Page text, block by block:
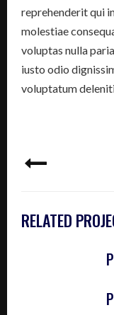
reprehenderit qui
molestiae
voluptas nulla
iusto odio
voluptatum
RELATED